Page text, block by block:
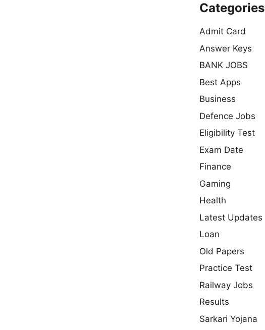
Categories
Admit Card
Answer Keys
BANK JOBS
Best Apps
Business
Defence Jobs
Eligibility Test
Exam Date
Finance
Gaming
Health
Latest Updates
Loan
Old Papers
Practice Test
Railway Jobs
Results
Sarkari Yojana